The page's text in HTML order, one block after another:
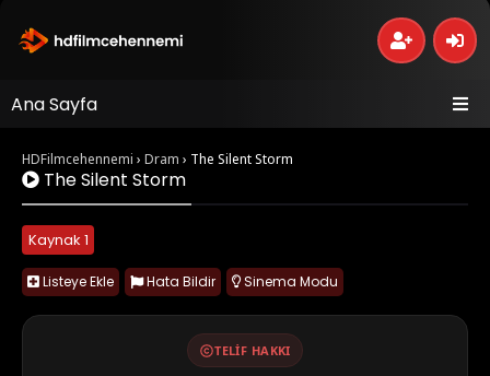
Ana Sayfa
HDFilmcehennemi › Dram › The Silent Storm
The Silent Storm
Kaynak 1
Listeye Ekle Hata Bildir Sinema Modu
TELIF HAKKI